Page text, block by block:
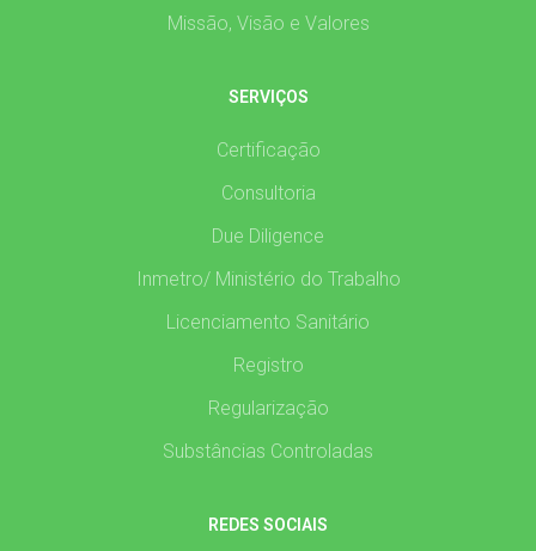
Missão, Visão e Valores
SERVIÇOS
Certificação
Consultoria
Due Diligence
Inmetro/ Ministério do Trabalho
Licenciamento Sanitário
Registro
Regularização
Substâncias Controladas
REDES SOCIAIS